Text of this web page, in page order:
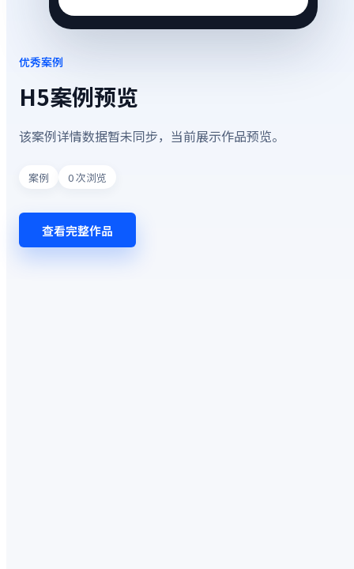
优秀案例
H5案例预览
该案例详情数据暂未同步，当前展示作品预览。
案例 0次浏览
查看完整作品